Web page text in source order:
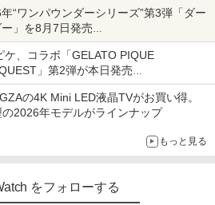
“ワンパウンダーシリーズ”第3弾「ダー
」を8月7日発売
ース」を使用した超大型チーズバーガー
ケ、コラボ「GELATO PIQUE
」第2弾が本日発売
ライムやわたぼう、ベビーサタンなどが
の4K Mini LED液晶TVがお買い得。
2026年モデルがラインナップ
もっと見る
をフォローする